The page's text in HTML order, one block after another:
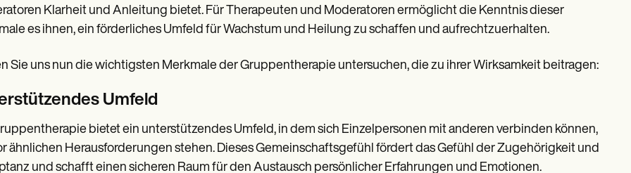
Klarheit und Anleitung bietet. Für Therapeuten und Moderatoren ermöglicht die Kenntnis dieser
es ihnen, ein förderliches Umfeld für Wachstum und Heilung zu schaffen und aufrechtzuerhalten.
Sie uns nun die wichtigsten Merkmale der Gruppentherapie untersuchen, die zu ihrer Wirksamkeit beitragen:
Umfeld
bietet ein unterstützendes Umfeld, in dem sich Einzelpersonen mit anderen verbinden können,
ähnlichen Herausforderungen stehen. Dieses Gemeinschaftsgefühl fördert das Gefühl der Zugehörigkeit und
und schafft einen sicheren Raum für den Austausch persönlicher Erfahrungen und Emotionen.